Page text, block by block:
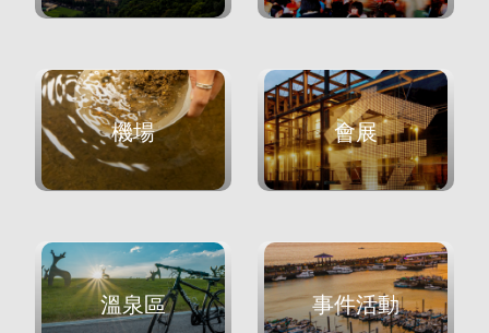
機場 會展
溫泉區 事件活動